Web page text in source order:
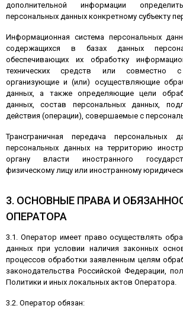
дополнительной информации
персональных данных конкретному субъекту
Информационная система персональных
содержащихся в базах данных
обеспечивающих их обработку
технических средств или совместно
организующие и (или) осуществляющие
данных, а также определяющие цели
данных, состав персональных данных,
действия (операции), совершаемые с
Трансграничная передача персональных
персональных данных на территорию
органу власти иностранного
физическому лицу или иностранному
3. ОСНОВНЫЕ ПРАВА И
ОПЕРАТОРА
3.1. Оператор имеет право осуществлять
данных при условии наличия законных
процессов обработки заявленным целям
законодательства Российской Федерации,
Политики и иных локальных актов Оператора.
3.2. Оператор обязан: